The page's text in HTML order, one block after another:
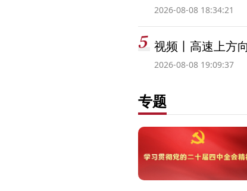
2026-08-08 18:34:21
视频丨高速上方
2026-08-08 19:09:37
专题